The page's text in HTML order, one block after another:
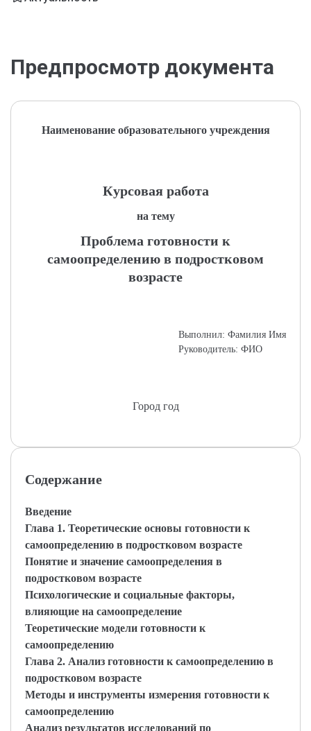
Предпросмотр документа
Наименование образовательного учреждения
Курсовая работа
на тему
Проблема готовности к
самоопределению в подростковом
возрасте
Выполнил: Фамилия Имя
Руководитель: ФИО
Город год
Содержание
Введение
Глава 1. Теоретические основы готовности к
самоопределению в подростковом возрасте
Понятие и значение самоопределения в
подростковом возрасте
Психологические и социальные факторы,
влияющие на самоопределение
Теоретические модели готовности к
самоопределению
Глава 2. Анализ готовности к самоопределению в
подростковом возрасте
Методы и инструменты измерения готовности к
самоопределению
Анализ результатов исследований по